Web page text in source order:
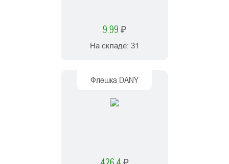
9.99 ₽
На складе: 31
Флешка DANY